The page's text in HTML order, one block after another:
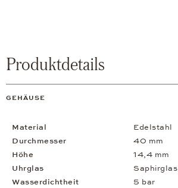
Produktdetails
GEHÄUSE
Material
Edelstahl
Durchmesser
40 mm
Höhe
14,4 mm
Uhrglas
Saphirglas
Wasserdichtheit
5 bar